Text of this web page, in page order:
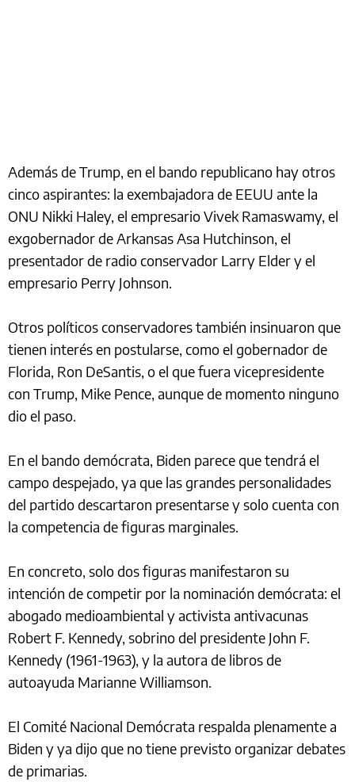
Además de Trump, en el bando republicano hay otros
cinco aspirantes: la exembajadora de EEUU ante la
ONU Nikki Haley, el empresario Vivek Ramaswamy, el
exgobernador de Arkansas Asa Hutchinson, el
presentador de radio conservador Larry Elder y el
empresario Perry Johnson.
Otros políticos conservadores también insinuaron que
tienen interés en postularse, como el gobernador de
Florida, Ron DeSantis, o el que fuera vicepresidente
con Trump, Mike Pence, aunque de momento ninguno
dio el paso.
En el bando demócrata, Biden parece que tendrá el
campo despejado, ya que las grandes personalidades
del partido descartaron presentarse y solo cuenta con
la competencia de figuras marginales.
En concreto, solo dos figuras manifestaron su
intención de competir por la nominación demócrata: el
abogado medioambiental y activista antivacunas
Robert F. Kennedy, sobrino del presidente John F.
Kennedy (1961-1963), y la autora de libros de
autoayuda Marianne Williamson.
El Comité Nacional Demócrata respalda plenamente a
Biden y ya dijo que no tiene previsto organizar debates
de primarias.